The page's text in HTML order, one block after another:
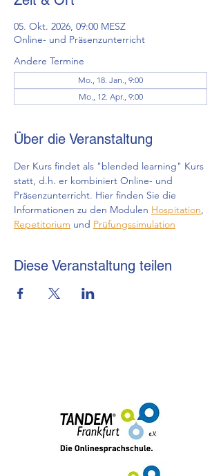
05. Okt. 2026, 09:00 MESZ
Online- und Präsenzunterricht
Andere Termine
Mo., 18. Jan., 9:00
Mo., 12. Apr., 9:00
Über die Veranstaltung
Der Kurs findet als "blended learning" Kurs
statt, d.h. er kombiniert Online- und
Präsenzunterricht. Hier finden Sie die
Informationen zu den Modulen Hospitation,
Repetitorium und Prüfungssimulation
Diese Veranstaltung teilen